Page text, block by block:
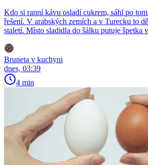
Kdo si ranní kávu osladí cukrem, sáhl po
řešení. V arabských zemích a v Turecku to
staletí. Místo sladidla do šálku putuje špetka
Bruneta v kuchyni
dnes, 03:39
4 min